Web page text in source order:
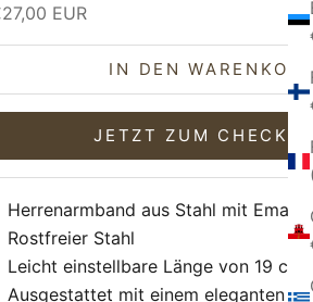
EUR
IN DEN
JETZT ZUM
Herrenarmband aus Stahl mit
Rostfreier Stahl
Leicht einstellbare Länge von 19 cm
Ausgestattet mit einem eleganten